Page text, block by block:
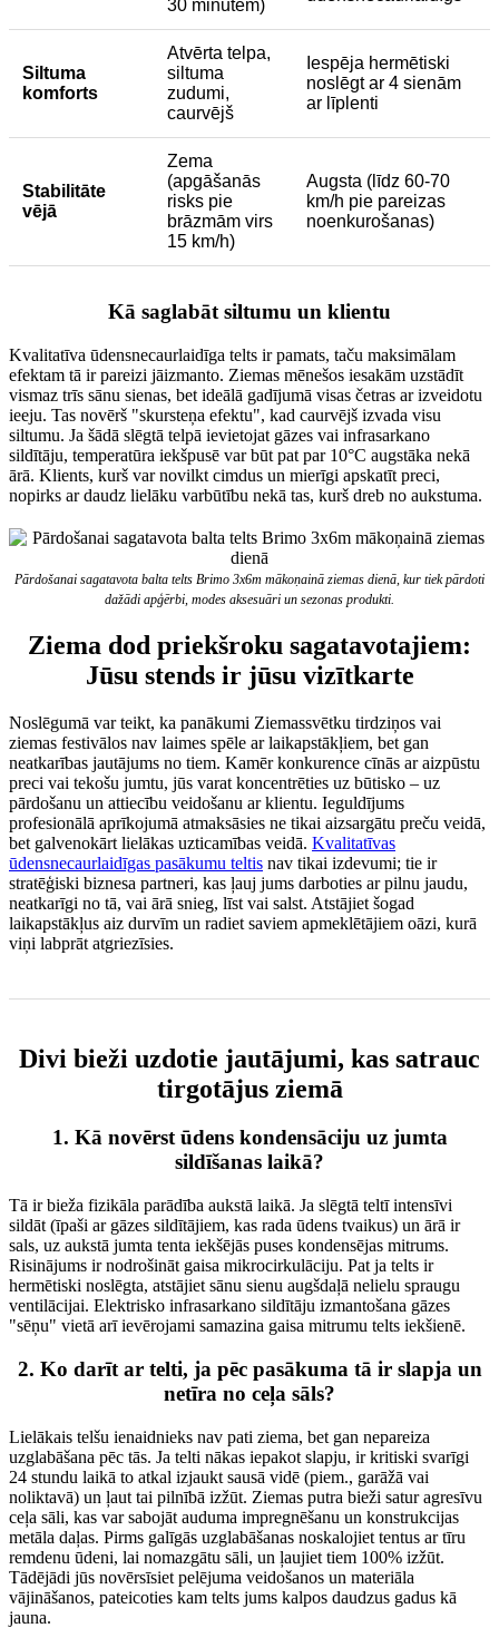
30 minūtēm)
Siltuma
komforts
Atvērta telpa,
siltuma
zudumi,
caurvējš
Iespēja hermētiski
noslēgt ar 4 sienām
ar līplenti
Stabilitāte
vējā
Zema
(apgāšanās
risks pie
brāzmām virs
15 km/h)
Augsta (līdz 60-70
km/h pie pareizas
noenkurošanas)
Kā saglabāt siltumu un klientu
Kvalitatīva ūdensnecaurlaidīga telts ir pamats, taču maksimālam
efektam tā ir pareizi jāizmanto. Ziemas mēnešos iesakām uzstādīt
vismaz trīs sānu sienas, bet ideālā gadījumā visas četras ar izveidotu
ieeju. Tas novērš "skursteņa efektu", kad caurvējš izvada visu
siltumu. Ja šādā slēgtā telpā ievietojat gāzes vai infrasarkano
sildītāju, temperatūra iekšpusē var būt pat par 10°C augstāka nekā
ārā. Klients, kurš var novilkt cimdus un mierīgi apskatīt preci,
nopirks ar daudz lielāku varbūtību nekā tas, kurš dreb no aukstuma.
Pārdošanai sagatavota balta telts Brimo 3x6m mākoņainā ziemas dienā, kur tiek pārdoti
dažādi apģērbi, modes aksesuāri un sezonas produkti.
Ziema dod priekšroku sagatavotajiem:
Jūsu stends ir jūsu vizītkarte
Noslēgumā var teikt, ka panākumi Ziemassvētku tirdziņos vai
ziemas festivālos nav laimes spēle ar laikapstākļiem, bet gan
neatkarības jautājums no tiem. Kamēr konkurence cīnās ar aizpūstu
preci vai tekošu jumtu, jūs varat koncentrēties uz būtisko – uz
pārdošanu un attiecību veidošanu ar klientu. Ieguldījums
profesionālā aprīkojumā atmaksāsies ne tikai aizsargātu preču veidā,
bet galvenokārt lielākas uzticamības veidā. Kvalitatīvas
ūdensnecaurlaidīgas pasākumu teltis nav tikai izdevumi; tie ir
stratēģiski biznesa partneri, kas ļauj jums darboties ar pilnu jaudu,
neatkarīgi no tā, vai ārā snieg, līst vai salst. Atstājiet šogad
laikapstākļus aiz durvīm un radiet saviem apmeklētājiem oāzi, kurā
viņi labprāt atgriezīsies.
Divi bieži uzdotie jautājumi, kas satrauc
tirgotājus ziemā
1. Kā novērst ūdens kondensāciju uz jumta
sildīšanas laikā?
Tā ir bieža fizikāla parādība aukstā laikā. Ja slēgtā teltī intensīvi
sildāt (īpaši ar gāzes sildītājiem, kas rada ūdens tvaikus) un ārā ir
sals, uz aukstā jumta tenta iekšējās puses kondensējas mitrums.
Risinājums ir nodrošināt gaisa mikrocirkulāciju. Pat ja telts ir
hermētiski noslēgta, atstājiet sānu sienu augšdaļā nelielu spraugu
ventilācijai. Elektrisko infrasarkano sildītāju izmantošana gāzes
"sēņu" vietā arī ievērojami samazina gaisa mitrumu telts iekšienē.
2. Ko darīt ar telti, ja pēc pasākuma tā ir slapja un
netīra no ceļa sāls?
Lielākais telšu ienaidnieks nav pati ziema, bet gan nepareiza
uzglabāšana pēc tās. Ja telti nākas iepakot slapju, ir kritiski svarīgi
24 stundu laikā to atkal izjaukt sausā vidē (piem., garāžā vai
noliktavā) un ļaut tai pilnībā izžūt. Ziemas putra bieži satur agresīvu
ceļa sāli, kas var sabojāt auduma impregnēšanu un konstrukcijas
metāla daļas. Pirms galīgās uzglabāšanas noskalojiet tentus ar tīru
remdenu ūdeni, lai nomazgātu sāli, un ļaujiet tiem 100% izžūt.
Tādējādi jūs novērsīsiet pelējuma veidošanos un materiāla
vājināšanos, pateicoties kam telts jums kalpos daudzus gadus kā
jauna.